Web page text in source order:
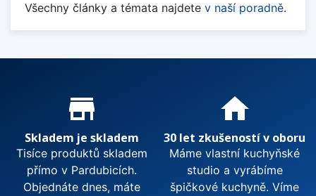
Všechny články a témata najdete v naší poradně.
Proč nakupovat u nás?
store_mall_directory
Skladem je skladem
Tisíce produktů skladem
přímo v Pardubicích.
Objednáte dnes, máte
home
30 let zkušeností v oboru
Máme vlastní kuchyňské
studio a vyrábíme
špičkové kuchyně. Víme